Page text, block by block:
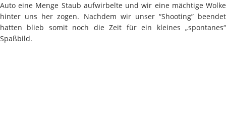
Auto eine Menge Staub aufwirbelte und wir eine mächtige Wolke
hinter uns her zogen. Nachdem wir unser “Shooting” beendet
hatten blieb somit noch die Zeit für ein kleines „spontanes“
Spaßbild.